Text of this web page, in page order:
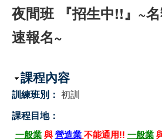
公布欄
課程公告
即測即評
職安測驗
夜間班 『招生中!!』~
速報名~
隱藏
課程內容
訓練班別： 初訓
課程目地：
一般業與 營造業 不能通用!! 一般業